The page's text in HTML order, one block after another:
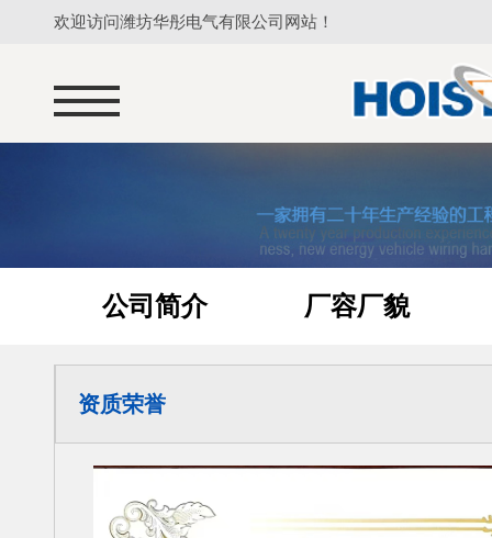
欢迎访问潍坊华彤电气有限公司网站！
公司简介 厂容厂貌
资质荣誉